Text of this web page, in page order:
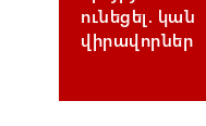
ունեցել. կան
վիրավnրներ